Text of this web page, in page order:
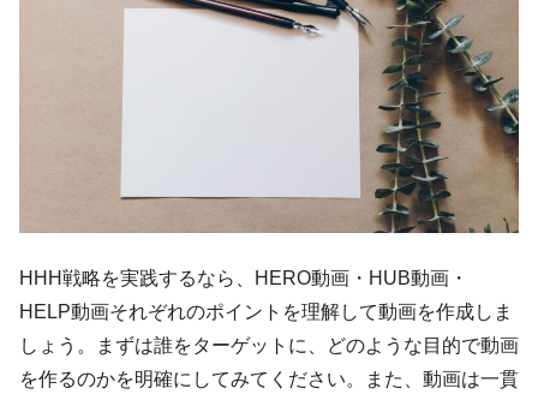
HHH戦略を実践するなら、HERO動画・HUB動画・
HELP動画それぞれのポイントを理解して動画を作成しま
しょう。まずは誰をターゲットに、どのような目的で動画
を作るのかを明確にしてみてください。また、動画は一貫